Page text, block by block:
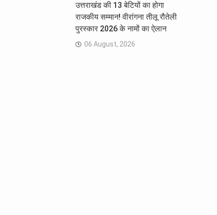
उत्तराखंड की 13 बेटियों का होगा
राजकीय सम्मान! वीरांगना तीलू रौतेली
पुरस्कार 2026 के नामों का ऐलान
06 August, 2026